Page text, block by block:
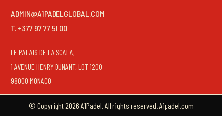
ADMIN@A1PADELGLOBAL.COM
T. +377 97 77 51 00
LE PALAIS DE LA SCALA,
1 AVENUE HENRY DUNANT, LOT 1200
98000 MONACO
© Copyright 2026 A1Padel. All rights reserved. A1padel.com